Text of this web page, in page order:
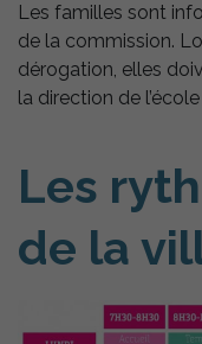
Les familles sont
de la commission.
dérogation, elles
la direction de
Les
de la